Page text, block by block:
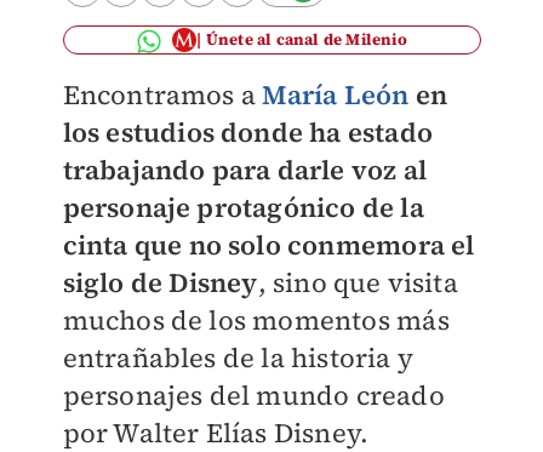
Únete al canal de Milenio
Encontramos aMaría León en
los estudios donde ha estado
trabajando para darle voz al
personaje protagónico de la
cinta que no solo conmemora el
siglo de Disney, sino que visita
muchos de los momentos más
entrañables de la historia y
personajes del mundo creado
por Walter Elías Disney.